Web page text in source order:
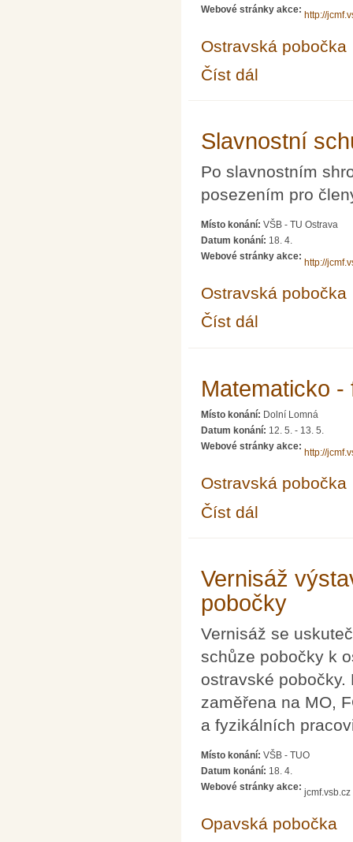
Webové stránky akce:
http://
Ostravská pobočka
Číst dál
Slavnostní
Po slavnostním
posezením pro
Místo konání: VŠB - TU Ostrava
Datum konání: 18. 4.
Webové stránky akce:
http://
Ostravská pobočka
Číst dál
Matematicko
Místo konání: Dolní Lomná
Datum konání: 12. 5. - 13. 5.
Webové stránky akce:
http://
Ostravská pobočka
Číst dál
Vernisáž
pobočky
Vernisáž se
schůze pobočky k
ostravské
zaměřena na MO,
a fyzikálních
Místo konání: VŠB - TUO
Datum konání: 18. 4.
Webové stránky akce:
jcmf.vsb.cz
Opavská pobočka